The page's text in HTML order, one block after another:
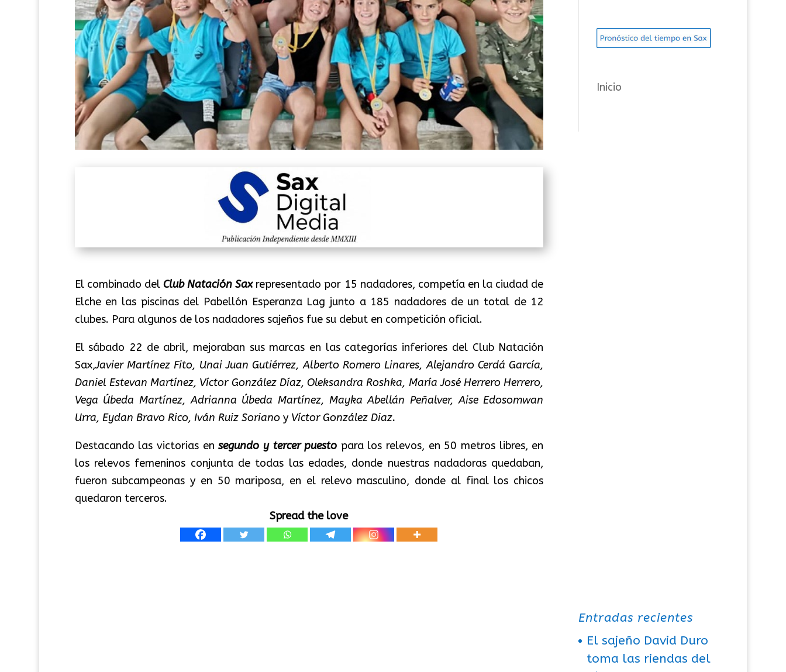
El combinado delClub Natación Saxrepresentado por 15 nadadores, competía en la ciudad de
Elche en las piscinas del Pabellón Esperanza Lag junto a 185 nadadores de un total de 12
clubes. Para algunos de los nadadores sajeños fue su debut en competición oficial.
El sábado 22 de abril, mejoraban sus marcas en las categorías inferiores del Club Natación
Sax,Javier Martínez Fito, Unai Juan Gutiérrez, Alberto Romero Linares, Alejandro Cerdá García,
Daniel Estevan Martínez, Víctor González Díaz, Oleksandra Roshka, María José Herrero Herrero,
Vega Úbeda Martínez, Adrianna Úbeda Martínez, Mayka Abellán Peñalver, Aise Edosomwan
Urra, Eydan Bravo Rico, Iván Ruiz Sorianoy Víctor González Diaz.
Destacando las victorias ensegundo y tercer puesto para los relevos, en 50 metros libres, en
los relevos femeninos conjunta de todas las edades, donde nuestras nadadoras quedaban,
fueron subcampeonas y en 50 mariposa, en el relevo masculino, donde al final los chicos
quedaron terceros.
Spread the love
r
í
s
Inicio
Entradas recientes
El sajeño David Duro
toma las riendas del